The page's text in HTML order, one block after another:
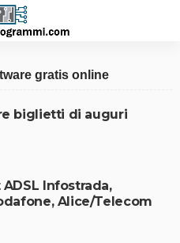
gratis online
biglietti di auguri
Infostrada,
Alice/Telecom